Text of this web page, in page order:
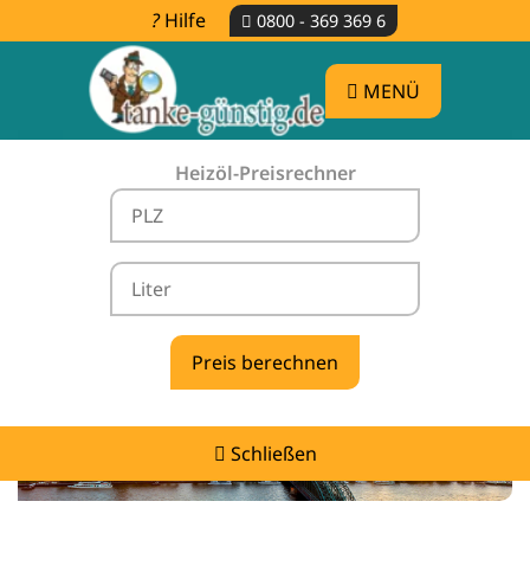
Hilfe 0800 - 369 369 6
MENÜ
Heizöl-Preisrechner
Schließen
Heizölpreise Wesseling -
vergleichen & günstig tanken